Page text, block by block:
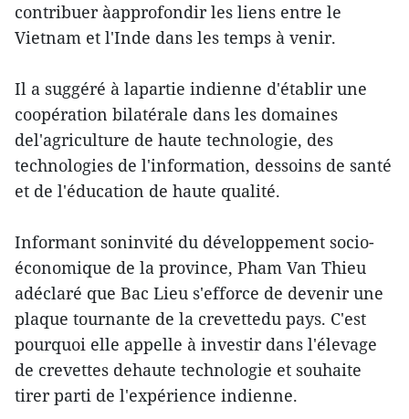
contribuer àapprofondir les liens entre le
Vietnam et l'Inde dans les temps à venir.
Il a suggéré à lapartie indienne d'établir une
coopération bilatérale dans les domaines
del'agriculture de haute technologie, des
technologies de l'information, dessoins de santé
et de l'éducation de haute qualité.
Informant soninvité du développement socio-
économique de la province, Pham Van Thieu
adéclaré que Bac Lieu s'efforce de devenir une
plaque tournante de la crevettedu pays. C'est
pourquoi elle appelle à investir dans l'élevage
de crevettes dehaute technologie et souhaite
tirer parti de l'expérience indienne.